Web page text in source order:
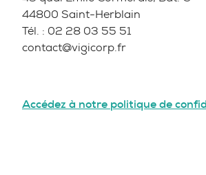
44800 Saint-Herblain
Tél. : 02 28 03 55 51
contact@vigicorp.fr
Accédez à notre politique de